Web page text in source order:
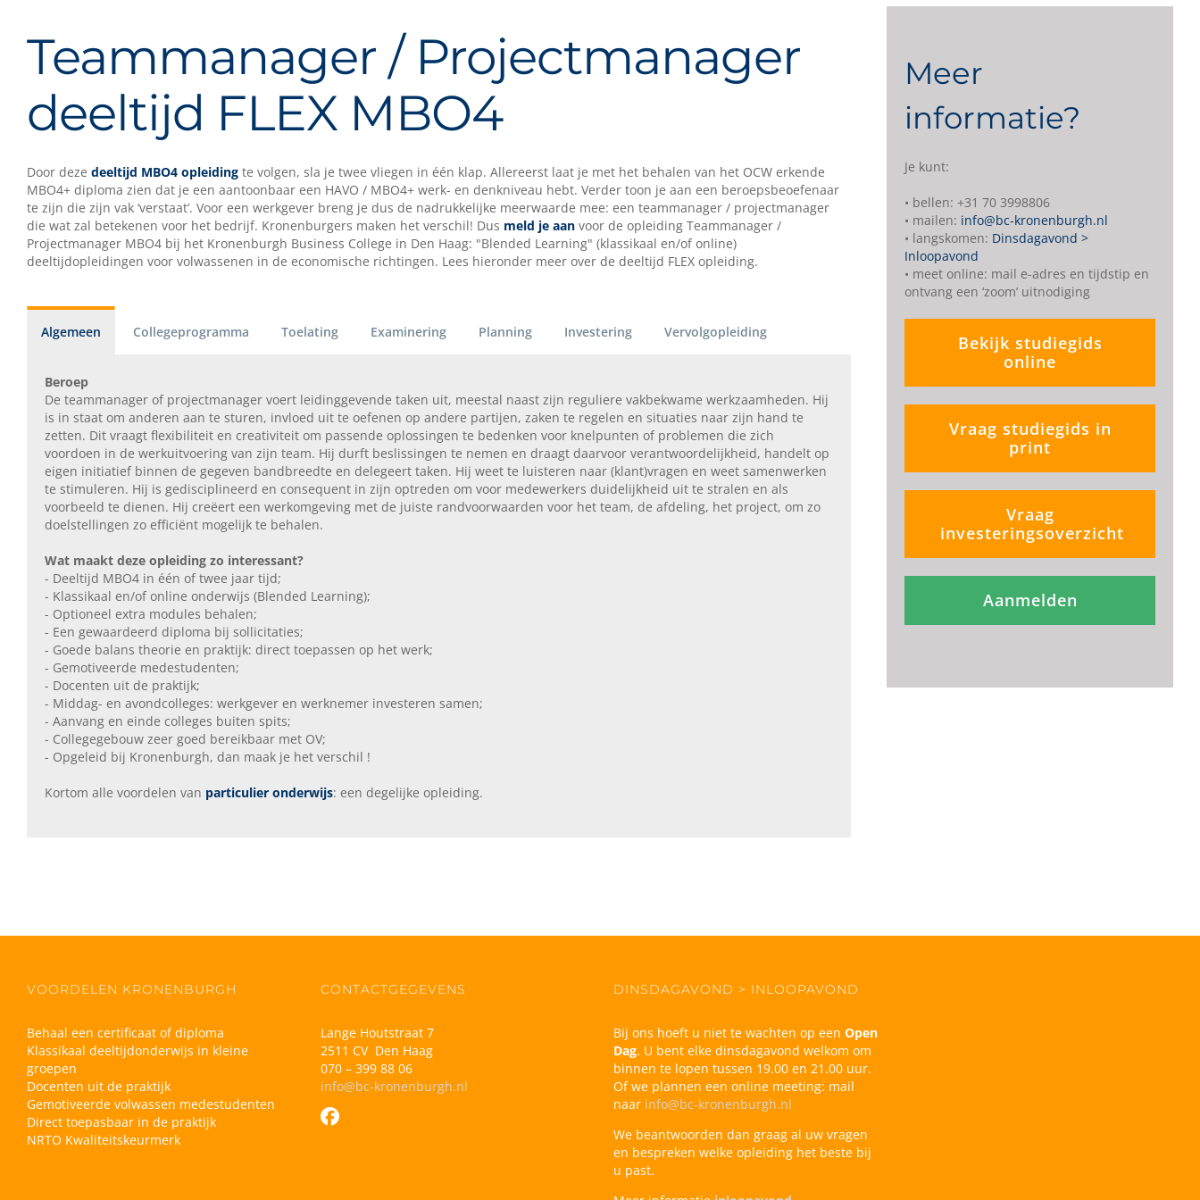
Teammanager / Projectmanager
deeltijd FLEX MBO4
Door deze deeltijd MBO4 opleiding te volgen, sla je twee vliegen in één klap. Allereerst laat je met het behalen van het OCW erkende
MBO4+ diploma zien dat je een aantoonbaar een HAVO / MBO4+ werk- en denkniveau hebt. Verder toon je aan een beroepsbeoefenaar
te zijn die zijn vak ‘verstaat’. Voor een werkgever breng je dus de nadrukkelijke meerwaarde mee: een teammanager / projectmanager
die wat zal betekenen voor het bedrijf. Kronenburgers maken het verschil! Dus meld je aan voor de opleiding Teammanager /
Projectmanager MBO4 bij het Kronenburgh Business College in Den Haag: "Blended Learning" (klassikaal en/of online)
deeltijdopleidingen voor volwassenen in de economische richtingen. Lees hieronder meer over de deeltijd FLEX opleiding.
Algemeen Collegeprogramma Toelating Examinering Planning Investering Vervolgopleiding
Beroep
De teammanager of projectmanager voert leidinggevende taken uit, meestal naast zijn reguliere vakbekwame werkzaamheden. Hij
is in staat om anderen aan te sturen, invloed uit te oefenen op andere partijen, zaken te regelen en situaties naar zijn hand te
zetten. Dit vraagt flexibiliteit en creativiteit om passende oplossingen te bedenken voor knelpunten of problemen die zich
voordoen in de werkuitvoering van zijn team. Hij durft beslissingen te nemen en draagt daarvoor verantwoordelijkheid, handelt op
eigen initiatief binnen de gegeven bandbreedte en delegeert taken. Hij weet te luisteren naar (klant)vragen en weet samenwerken
te stimuleren. Hij is gedisciplineerd en consequent in zijn optreden om voor medewerkers duidelijkheid uit te stralen en als
voorbeeld te dienen. Hij creëert een werkomgeving met de juiste randvoorwaarden voor het team, de afdeling, het project, om zo
doelstellingen zo efficiënt mogelijk te behalen.
Wat maakt deze opleiding zo interessant?
- Deeltijd MBO4 in één of twee jaar tijd;
- Klassikaal en/of online onderwijs (Blended Learning);
- Optioneel extra modules behalen;
- Een gewaardeerd diploma bij sollicitaties;
- Goede balans theorie en praktijk: direct toepassen op het werk;
- Gemotiveerde medestudenten;
- Docenten uit de praktijk;
- Middag- en avondcolleges: werkgever en werknemer investeren samen;
- Aanvang en einde colleges buiten spits;
- Collegegebouw zeer goed bereikbaar met OV;
- Opgeleid bij Kronenburgh, dan maak je het verschil !
Kortom alle voordelen van particulier onderwijs: een degelijke opleiding.
Meer
informatie?
Je kunt:
• bellen: +31 70 3998806
• mailen: info@bc-kronenburgh.nl
• langskomen: Dinsdagavond >
Inloopavond
• meet online: mail e-adres en tijdstip en
ontvang een ‘zoom’ uitnodiging
Bekijk studiegids
online
Vraag studiegids in
print
Vraag
investeringsoverzicht
Aanmelden
VOORDELEN KRONENBURGH
Behaal een certificaat of diploma
Klassikaal deeltijdonderwijs in kleine
groepen
Docenten uit de praktijk
Gemotiveerde volwassen medestudenten
Direct toepasbaar in de praktijk
NRTO Kwaliteitskeurmerk
CONTACTGEGEVENS
Lange Houtstraat 7
2511 CV Den Haag
070 – 399 88 06
info@bc-kronenburgh.nl
DINSDAGAVOND > INLOOPAVOND
Bij ons hoeft u niet te wachten op een Open
Dag. U bent elke dinsdagavond welkom om
binnen te lopen tussen 19.00 en 21.00 uur.
Of we plannen een online meeting: mail
naar info@bc-kronenburgh.nl
We beantwoorden dan graag al uw vragen
en bespreken welke opleiding het beste bij
u past.